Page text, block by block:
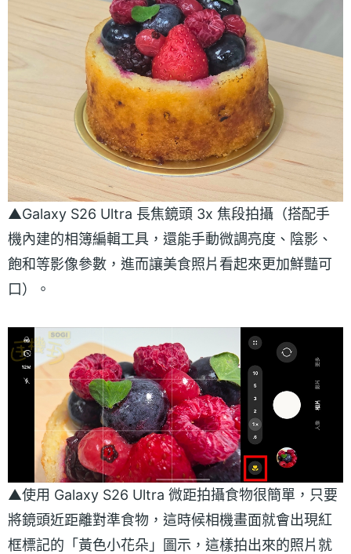
▲Galaxy S26 Ultra 長焦鏡頭 3x 焦段拍攝（搭配手
機內建的相簿編輯工具，還能手動微調亮度、陰影、
飽和等影像參數，進而讓美食照片看起來更加鮮豔可
口）。
▲使用 Galaxy S26 Ultra 微距拍攝食物很簡單，只要
將鏡頭近距離對準食物，這時候相機畫面就會出現紅
框標記的「黃色小花朵」圖示，這樣拍出來的照片就